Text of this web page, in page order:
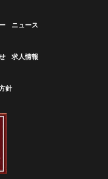
ニュース
求人情報
針